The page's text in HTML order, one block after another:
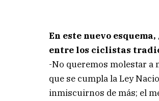
En este nuevo
entre los ciclistas
-No queremos molestar a
que se cumpla la Ley
inmiscuirnos de más; el